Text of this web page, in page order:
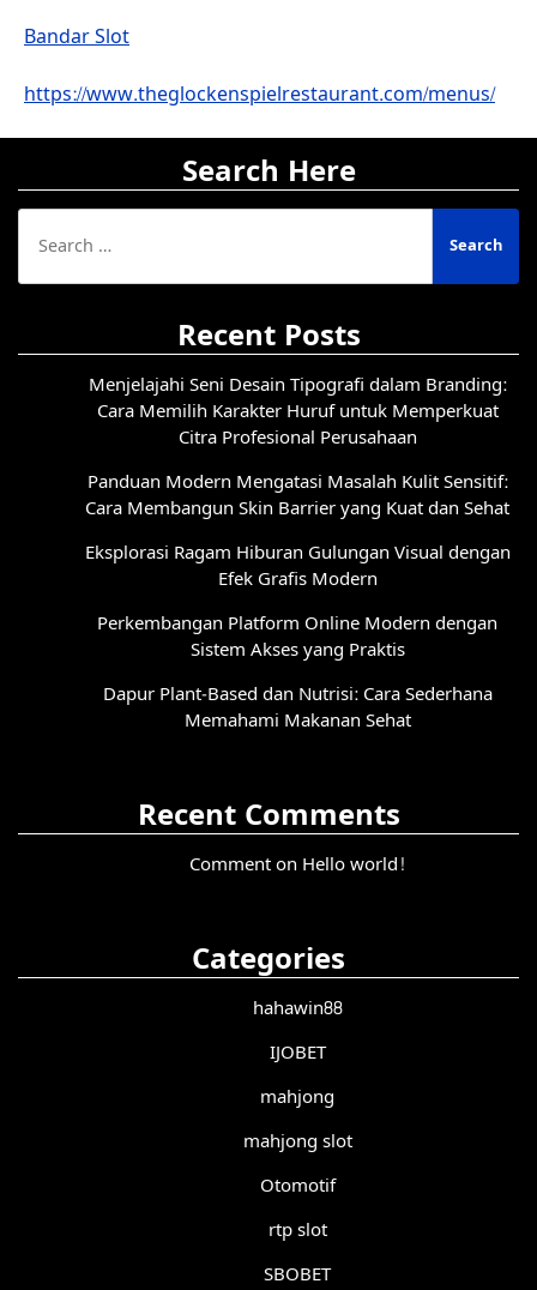
Bandar Slot
https://www.theglockenspielrestaurant.com/menus/
Search Here
Search
for:
Recent Posts
Menjelajahi Seni Desain Tipografi dalam Branding:
Cara Memilih Karakter Huruf untuk Memperkuat
Citra Profesional Perusahaan
Panduan Modern Mengatasi Masalah Kulit Sensitif:
Cara Membangun Skin Barrier yang Kuat dan Sehat
Eksplorasi Ragam Hiburan Gulungan Visual dengan
Efek Grafis Modern
Perkembangan Platform Online Modern dengan
Sistem Akses yang Praktis
Dapur Plant-Based dan Nutrisi: Cara Sederhana
Memahami Makanan Sehat
Recent Comments
Comment on Hello world!
Categories
hahawin88
IJOBET
mahjong
mahjong slot
Otomotif
rtp slot
SBOBET